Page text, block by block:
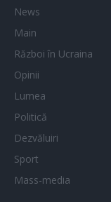
News
Main
Război în Ucraina
Opinii
Lumea
Politică
Dezvăluiri
Sport
Mass-media